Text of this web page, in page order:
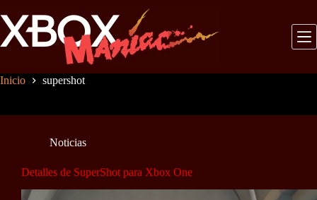
al
contenido
Inicio supershot
Noticias
Detalles de SuperShot para Xbox One